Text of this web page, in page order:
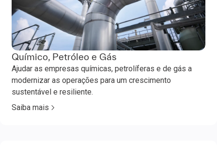
Químico, Petróleo e Gás
Ajudar as empresas químicas, petrolíferas e de gás a
modernizar as operações para um crescimento
sustentável e resiliente.
Saiba mais